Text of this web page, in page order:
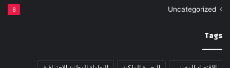
Uncategorized
8
Tags